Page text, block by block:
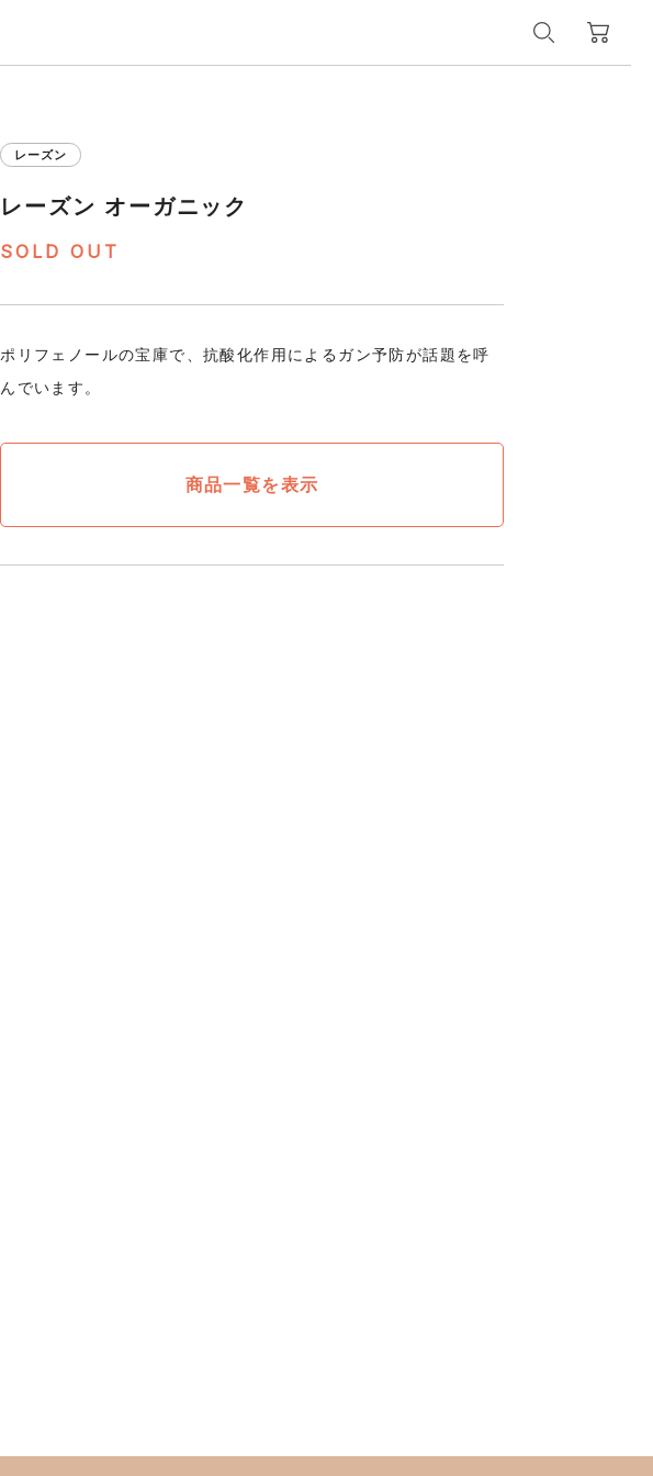
レーズン
レーズン オーガニック
SOLD OUT
ポリフェノールの宝庫で、抗酸化作用によるガン予防が話題を呼
んでいます。
商品一覧を表示